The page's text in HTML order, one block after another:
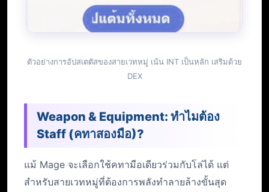
ตัวอย่างการอัปสเตตัสของสายเวทหมู่ เน้น INT เป็นหลัก เสริมด้วย
DEX
Weapon & Equipment: ทำไมต้อง
Staff (คทาสองมือ)?
แม้ Mage จะเลือกใช้คทามือเดียวร่วมกับโล่ได้ แต่
สำหรับสายเวทหมู่ที่ต้องการพลังทำลายล้างขั้นสุด